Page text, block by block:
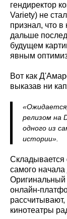
гендиректор
Variety) не
признал, что
дальше
будущем
явным
Вот как
выказав ни
релизом на
одного из
истории».
Складывается
самого
Оригинальный
онлайн-
рассчитывают,
кинотеатры